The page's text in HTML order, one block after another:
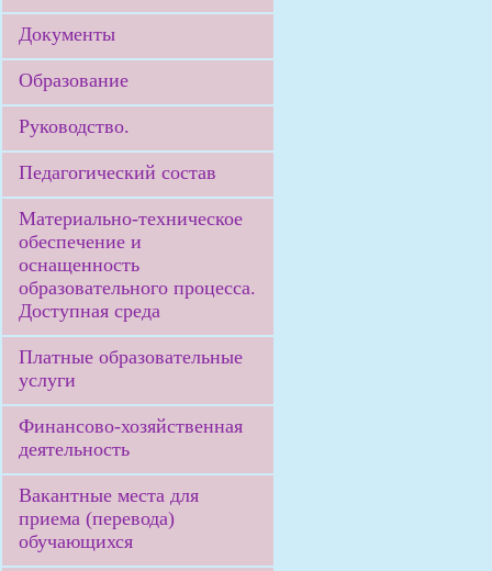
Документы
Образование
Руководство.
Педагогический состав
Материально-техническое
обеспечение и
оснащенность
образовательного процесса.
Доступная среда
Платные образовательные
услуги
Финансово-хозяйственная
деятельность
Вакантные места для
приема (перевода)
обучающихся